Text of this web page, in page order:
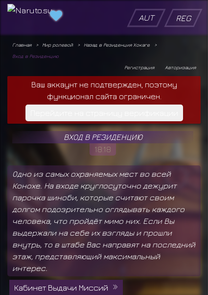
AUT REG
Главная Мир ролевой
Назад в Резиденция Хокаге
Вход в Резиденцию
Авторизация
Регистрация
Ваш аккаунт не подтвержден, поэтому
функционал сайта ограничен.
ВХОД В РЕЗИДЕНЦИЮ
18:18
Одно из самых охраняемых мест во всей
Конохе. На входе круглосуточно дежурит
парочка шиноби, которые считают своим
долгом подозрительно оглядывать каждого
человека, что пройдёт мимо них. Если Вы
выдержали на себе их взгляды и прошли
внутрь, то в штабе Вас направят на последний
этаж, представляющий максимальный
интерес.
Кабинет Выдачи Миссий